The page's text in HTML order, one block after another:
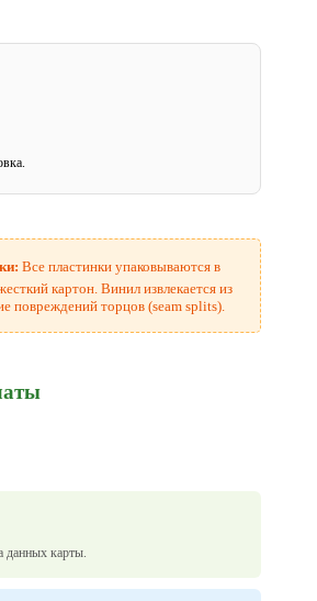
Все пластинки упаковываются в
картон. Винил извлекается из
повреждений торцов (seam splits).
данных карты.